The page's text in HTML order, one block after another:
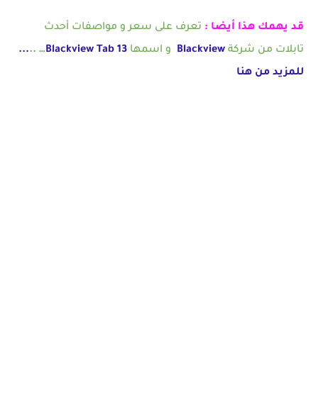
قد يهمك هذا أيضا : تعرف على سعر و مواصفات أحدث
تابلات من شركة Blackview و اسمها Blackview Tab 13
… ..
...
للمزيد من هنا